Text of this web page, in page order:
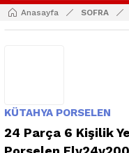
Anasayfa SOFRA
KÜTAHYA PORSELEN
24 Parça 6 Kişilik